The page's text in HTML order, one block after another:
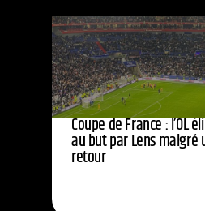
Coupe de France : l’OL
au but par Lens malgré
retour